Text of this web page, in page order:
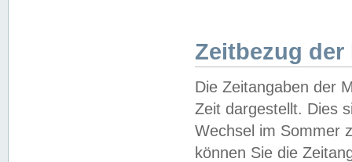
Zeitbezug der
Die Zeitangaben der
Zeit dargestellt. Dies
Wechsel im Sommer
können Sie die